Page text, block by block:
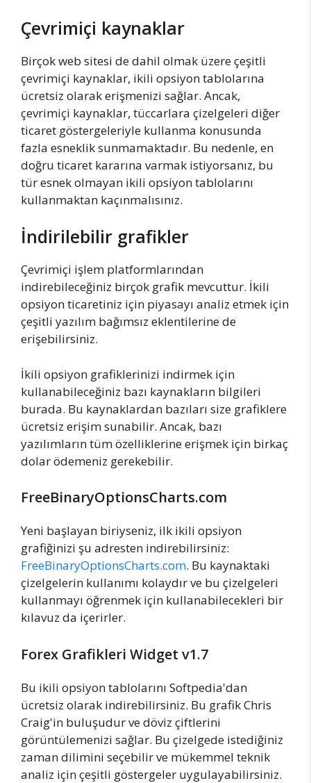
Çevrimiçi kaynaklar
Birçok web sitesi de dahil olmak üzere çeşitli
çevrimiçi kaynaklar, ikili opsiyon tablolarına
ücretsiz olarak erişmenizi sağlar. Ancak,
çevrimiçi kaynaklar, tüccarlara çizelgeleri diğer
ticaret göstergeleriyle kullanma konusunda
fazla esneklik sunmamaktadır. Bu nedenle, en
doğru ticaret kararına varmak istiyorsanız, bu
tür esnek olmayan ikili opsiyon tablolarını
kullanmaktan kaçınmalısınız.
İndirilebilir grafikler
Çevrimiçi işlem platformlarından
indirebileceğiniz birçok grafik mevcuttur. İkili
opsiyon ticaretiniz için piyasayı analiz etmek için
çeşitli yazılım bağımsız eklentilerine de
erişebilirsiniz.
İkili opsiyon grafiklerinizi indirmek için
kullanabileceğiniz bazı kaynakların bilgileri
burada. Bu kaynaklardan bazıları size grafiklere
ücretsiz erişim sunabilir. Ancak, bazı
yazılımların tüm özelliklerine erişmek için birkaç
dolar ödemeniz gerekebilir.
FreeBinaryOptionsCharts.com
Yeni başlayan biriyseniz, ilk ikili opsiyon
grafiğinizi şu adresten indirebilirsiniz:
FreeBinaryOptionsCharts.com. Bu kaynaktaki
çizelgelerin kullanımı kolaydır ve bu çizelgeleri
kullanmayı öğrenmek için kullanabilecekleri bir
kılavuz da içerirler.
Forex Grafikleri Widget v1.7
Bu ikili opsiyon tablolarını Softpedia'dan
ücretsiz olarak indirebilirsiniz. Bu grafik Chris
Craig'in buluşudur ve döviz çiftlerini
görüntülemenizi sağlar. Bu çizelgede istediğiniz
zaman dilimini seçebilir ve mükemmel teknik
analiz için çeşitli göstergeler uygulayabilirsiniz.